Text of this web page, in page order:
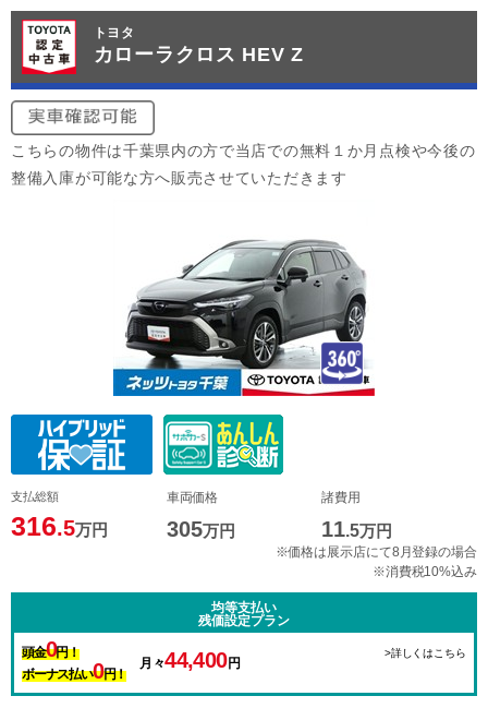
トヨタ
カローラクロス HEV Z
こちらの物件は千葉県内の方で当店での無料１か月点検や今後の
整備入庫が可能な方へ販売させていただきます
支払総額
316.5万円
車両価格
305万円
諸費用
11.5万円
※価格は展示店にて8月登録の場合
※消費税10%込み
均等支払い
残価設定プラン
頭金0円！
ボーナス払い0円！
月々44,400円
>詳しくはこちら